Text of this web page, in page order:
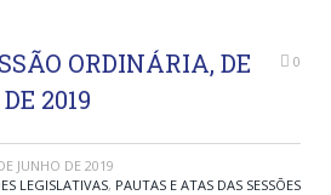
ORDINÁRIA, DE
2019
0
JUNHO DE 2019
LEGISLATIVAS, PAUTAS E ATAS DAS SESSÕES